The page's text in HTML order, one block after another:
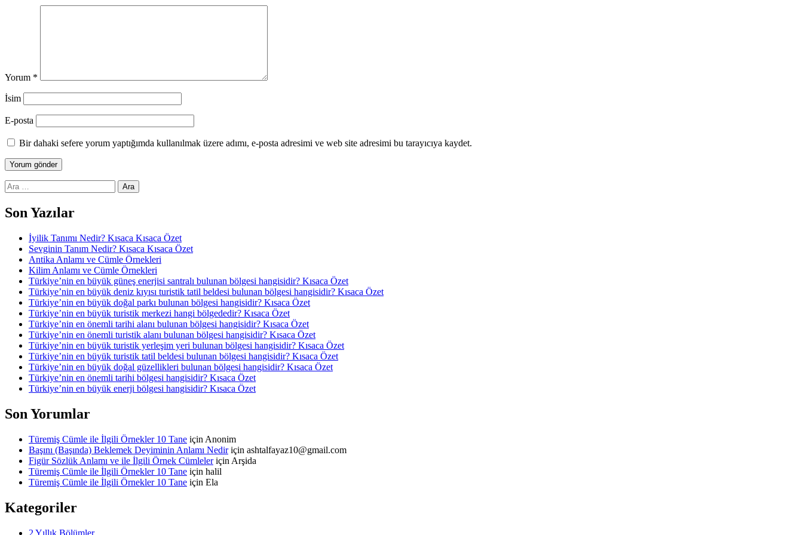
Yorum *
İsim
E-posta
Bir dahaki sefere yorum yaptığımda kullanılmak üzere adımı, e-posta adresimi ve web site adresimi bu tarayıcıya kaydet.
Arama:
Son Yazılar
İyilik Tanımı Nedir? Kısaca Kısaca Özet
Sevginin Tanım Nedir? Kısaca Kısaca Özet
Antika Anlamı ve Cümle Örnekleri
Kilim Anlamı ve Cümle Örnekleri
Türkiye’nin en büyük güneş enerjisi santralı bulunan bölgesi hangisidir? Kısaca Özet
Türkiye’nin en büyük deniz kıyısı turistik tatil beldesi bulunan bölgesi hangisidir? Kısaca Özet
Türkiye’nin en büyük doğal parkı bulunan bölgesi hangisidir? Kısaca Özet
Türkiye’nin en büyük turistik merkezi hangi bölgededir? Kısaca Özet
Türkiye’nin en önemli tarihi alanı bulunan bölgesi hangisidir? Kısaca Özet
Türkiye’nin en önemli turistik alanı bulunan bölgesi hangisidir? Kısaca Özet
Türkiye’nin en büyük turistik yerleşim yeri bulunan bölgesi hangisidir? Kısaca Özet
Türkiye’nin en büyük turistik tatil beldesi bulunan bölgesi hangisidir? Kısaca Özet
Türkiye’nin en büyük doğal güzellikleri bulunan bölgesi hangisidir? Kısaca Özet
Türkiye’nin en önemli tarihi bölgesi hangisidir? Kısaca Özet
Türkiye’nin en büyük enerji bölgesi hangisidir? Kısaca Özet
Son Yorumlar
Türemiş Cümle ile İlgili Örnekler 10 Tane için Anonim
Başını (Başında) Beklemek Deyiminin Anlamı Nediriçin ashtalfayaz10@gmail.com
Figür Sözlük Anlamı ve ile İlgili Örnek Cümleleriçin Arşida
Türemiş Cümle ile İlgili Örnekler 10 Tane için halil
Türemiş Cümle ile İlgili Örnekler 10 Tane için Ela
Kategoriler
2 Yıllık Bölümler